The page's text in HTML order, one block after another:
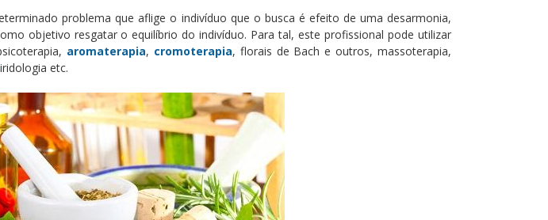
problema que aflige o indivíduo que o busca é efeito de uma desarmonia,
objetivo resgatar o equilíbrio do indivíduo. Para tal, este profissional pode utilizar
aromaterapia, cromoterapia, florais de Bach e outros, massoterapia,
etc.